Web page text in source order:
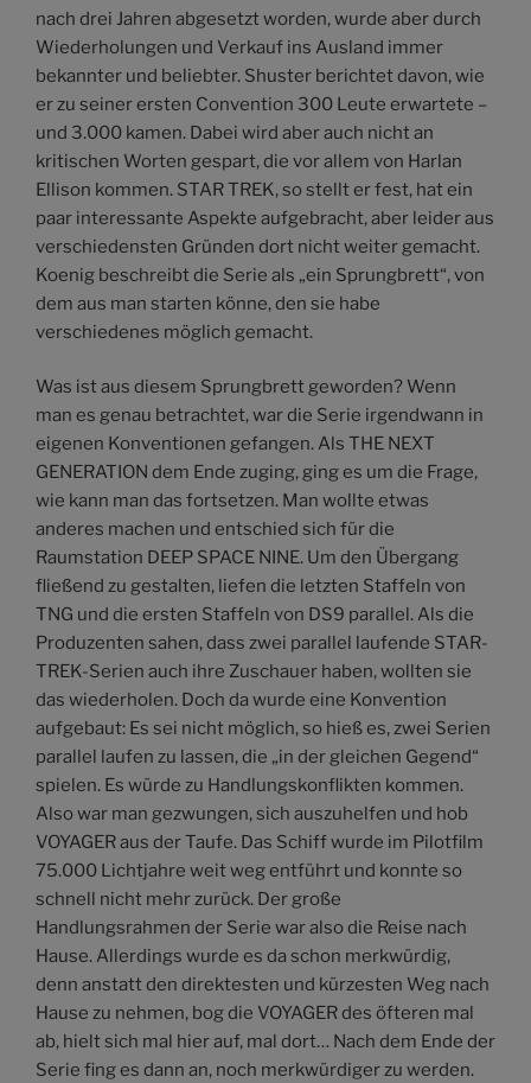
nach drei Jahren abgesetzt worden, wurde aber durch
Wiederholungen und Verkauf ins Ausland immer
bekannter und beliebter. Shuster berichtet davon, wie
er zu seiner ersten Convention 300 Leute erwartete –
und 3.000 kamen. Dabei wird aber auch nicht an
kritischen Worten gespart, die vor allem von Harlan
Ellison kommen. STAR TREK, so stellt er fest, hat ein
paar interessante Aspekte aufgebracht, aber leider aus
verschiedensten Gründen dort nicht weiter gemacht.
Koenig beschreibt die Serie als „ein Sprungbrett“, von
dem aus man starten könne, den sie habe
verschiedenes möglich gemacht.
Was ist aus diesem Sprungbrett geworden? Wenn
man es genau betrachtet, war die Serie irgendwann in
eigenen Konventionen gefangen. Als THE NEXT
GENERATION dem Ende zuging, ging es um die Frage,
wie kann man das fortsetzen. Man wollte etwas
anderes machen und entschied sich für die
Raumstation DEEP SPACE NINE. Um den Übergang
fließend zu gestalten, liefen die letzten Staffeln von
TNG und die ersten Staffeln von DS9 parallel. Als die
Produzenten sahen, dass zwei parallel laufende STAR-
TREK-Serien auch ihre Zuschauer haben, wollten sie
das wiederholen. Doch da wurde eine Konvention
aufgebaut: Es sei nicht möglich, so hieß es, zwei Serien
parallel laufen zu lassen, die „in der gleichen Gegend“
spielen. Es würde zu Handlungskonflikten kommen.
Also war man gezwungen, sich auszuhelfen und hob
VOYAGER aus der Taufe. Das Schiff wurde im Pilotfilm
75.000 Lichtjahre weit weg entführt und konnte so
schnell nicht mehr zurück. Der große
Handlungsrahmen der Serie war also die Reise nach
Hause. Allerdings wurde es da schon merkwürdig,
denn anstatt den direktesten und kürzesten Weg nach
Hause zu nehmen, bog die VOYAGER des öfteren mal
ab, hielt sich mal hier auf, mal dort… Nach dem Ende der
Serie fing es dann an, noch merkwürdiger zu werden.